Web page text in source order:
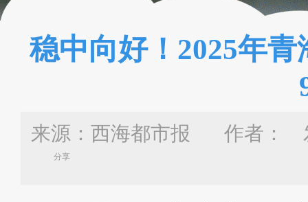
稳中向好！2025年
来源：西海都市报 作者：
分享